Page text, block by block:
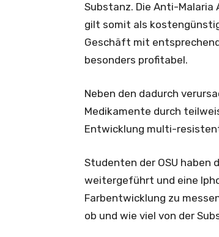
Substanz. Die Anti-Malaria
gilt somit als
Geschäft mit
besonders profitabel.
Neben den dadurch
Medikamente durch
Entwicklung multi-
Studenten der OSU haben
weitergeführt und eine
Farbentwicklung zu
ob und wie viel von der